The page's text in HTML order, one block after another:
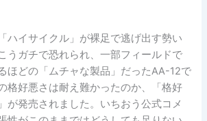
ハイサイクル」が裸足で逃げ出す勢い
うガチで恐れられ、一部フィールドで
ほどの「ムチャな製品」だったAA-12で
格好悪さは耐え難かったのか、「格好
が発売されました。いちおう公式コメ